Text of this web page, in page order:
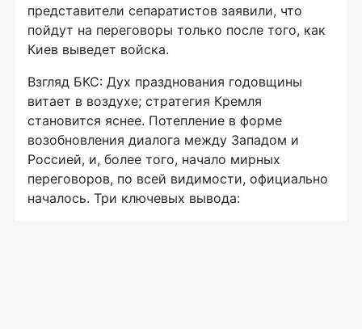
представители сепаратистов заявили, что
пойдут на переговоры только после того, как
Киев выведет войска.
Взгляд БКС: Дух празднования годовщины
витает в воздухе; стратегия Кремля
становится яснее. Потепление в форме
возобновления диалога между Западом и
Россией, и, более того, начало мирных
переговоров, по всей видимости, официально
началось. Три ключевых вывода: